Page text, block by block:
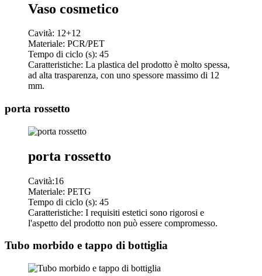
Vaso cosmetico
Cavità: 12+12
Materiale: PCR/PET
Tempo di ciclo (s): 45
Caratteristiche: La plastica del prodotto è molto spessa,
ad alta trasparenza, con uno spessore massimo di 12
mm.
porta rossetto
porta rossetto
Cavità:16
Materiale: PETG
Tempo di ciclo (s): 45
Caratteristiche: I requisiti estetici sono rigorosi e
l'aspetto del prodotto non può essere compromesso.
Tubo morbido e tappo di bottiglia